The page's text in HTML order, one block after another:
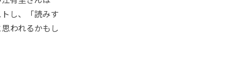
し、「読みす
われるかもし